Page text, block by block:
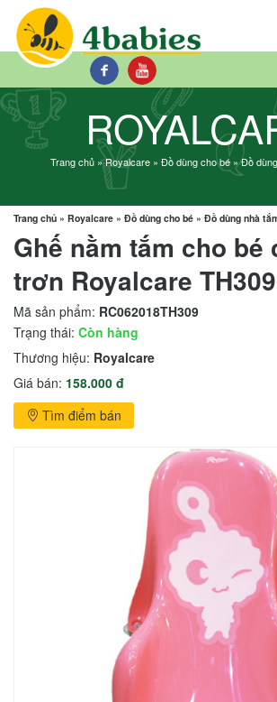
Trang chủ »Royalcare » Đồ dùng cho bé»Đồ
Trang chủ » Royalcare » Đồ dùng cho bé » Đồ dùng nhà
Ghế nằm tắm cho bé
trơn Royalcare TH309
Mã sản phẩm: RC062018TH309
Trạng thái: Còn hàng
Thương hiệu: Royalcare
Giá bán: 158.000 đ
Tìm điểm bán